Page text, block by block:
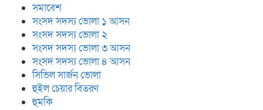
সমাবেশ
সংসদ সদস্য ভোলা ১ আসন
সংসদ সদস্য ভোলা ২
সংসদ সদস্য ভোলা ৩ আসন
সংসদ সদস্য ভোলা ৪ আসন
সিভিল সার্জন ভোলা
হুইল চেয়ার বিতরণ
হুমকি